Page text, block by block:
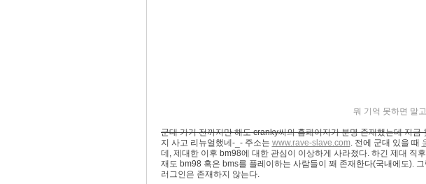
뭐 기억 못하면 말
군대 가기 전까지만 해도 cranky씨의 홈페이지가 분명 존재했는데 지금
지 사고 리뉴얼했네-_- 주소는 www.rave-slave.com. 전에 군대 있을 때
데, 제대한 이후 bm98에 대한 관심이 이상하게 사라졌다. 하긴 제대 직
재도 bm98 혹은 bms를 플레이하는 사람들이 꽤 존재한다(국내에도).
러그인은 존재하지 않는다.